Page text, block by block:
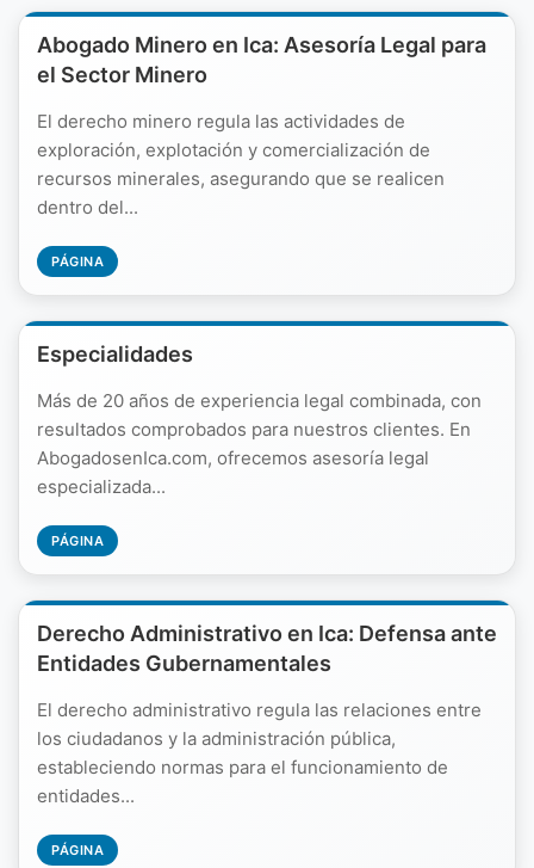
Abogado Minero en Ica: Asesoría Legal para
el Sector Minero
El derecho minero regula las actividades de
exploración, explotación y comercialización de
recursos minerales, asegurando que se realicen
dentro del...
PÁGINA
Especialidades
Más de 20 años de experiencia legal combinada, con
resultados comprobados para nuestros clientes. En
AbogadosenIca.com, ofrecemos asesoría legal
especializada...
PÁGINA
Derecho Administrativo en Ica: Defensa ante
Entidades Gubernamentales
El derecho administrativo regula las relaciones entre
los ciudadanos y la administración pública,
estableciendo normas para el funcionamiento de
entidades...
PÁGINA